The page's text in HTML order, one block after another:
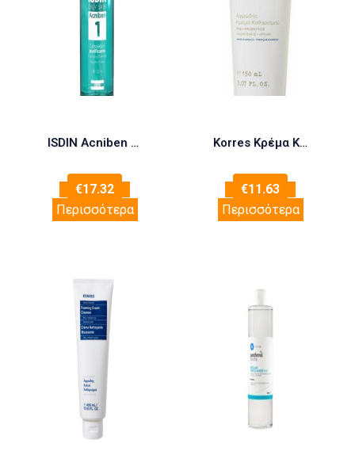
ISDIN Acniben Purifying Cleansing Foam Αφρός Καθαρισμού, 150ml
€17.32
Περισσότερα
Korres Κρέμα Καθαρισμού Greek Yoghurt Pre-Probiotics 150ml
€11.63
Περισσότερα